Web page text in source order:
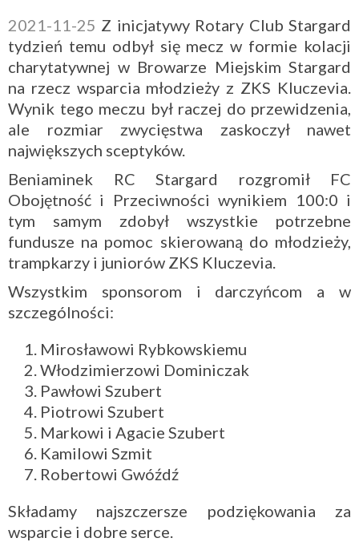
2021-11-25 Z inicjatywy Rotary Club Stargard
tydzień temu odbył się mecz w formie kolacji
charytatywnej w Browarze Miejskim Stargard
na rzecz wsparcia młodzieży z ZKS Kluczevia.
Wynik tego meczu był raczej do przewidzenia,
ale rozmiar zwycięstwa zaskoczył nawet
największych sceptyków.
Beniaminek RC Stargard rozgromił FC
Obojętność i Przeciwności wynikiem 100:0 i
tym samym zdobył wszystkie potrzebne
fundusze na pomoc skierowaną do młodzieży,
trampkarzy i juniorów ZKS Kluczevia.
Wszystkim sponsorom i darczyńcom a w
szczególności:
Mirosławowi Rybkowskiemu
Włodzimierzowi Dominiczak
Pawłowi Szubert
Piotrowi Szubert
Markowi i Agacie Szubert
Kamilowi Szmit
Robertowi Gwóźdź
Składamy najszczersze podziękowania za
wsparcie i dobre serce.